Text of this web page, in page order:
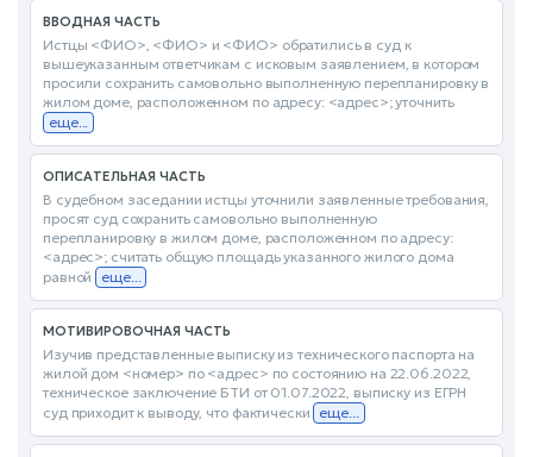
ВВОДНАЯ ЧАСТЬ
Истцы <ФИО>, <ФИО> и <ФИО> обратились в суд к
вышеуказанным ответчикам с исковым заявлением, в котором
просили сохранить самовольно выполненную перепланировку в
жилом доме, расположенном по адресу: <адрес>; уточнить
еще...
ОПИСАТЕЛЬНАЯ ЧАСТЬ
В судебном заседании истцы уточнили заявленные требования,
просят суд сохранить самовольно выполненную
перепланировку в жилом доме, расположенном по адресу:
<адрес>; считать общую площадь указанного жилого дома
равной еще...
МОТИВИРОВОЧНАЯ ЧАСТЬ
Изучив представленные выписку из технического паспорта на
жилой дом <номер> по <адрес> по состоянию на 22.06.2022,
техническое заключение БТИ от 01.07.2022, выписку из ЕГРН
суд приходит к выводу, что фактически еще...